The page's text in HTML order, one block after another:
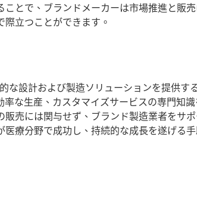
とで、ブランドメーカーは市場推進と販
立つことができます。
設計および製造ソリューションを提供す
な生産、カスタマイズサービスの専門知
売には関与せず、ブランド製造業者をサ
療分野で成功し、持続的な成長を遂げる